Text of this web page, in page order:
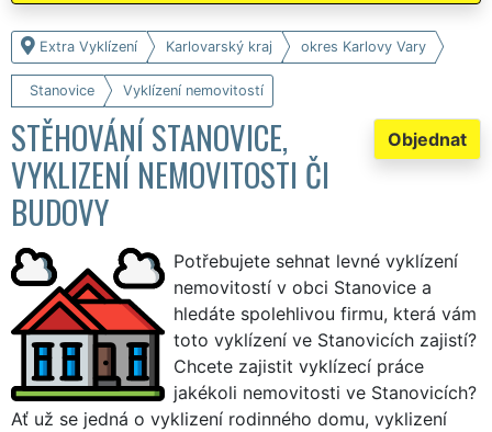
Extra Vyklízení Karlovarský kraj okres Karlovy Vary
Stanovice Vyklízení nemovitostí
Objednat
STĚHOVÁNÍ STANOVICE,
VYKLIZENÍ NEMOVITOSTI ČI
BUDOVY
Potřebujete sehnat levné vyklízení
nemovitostí v obci Stanovice a
hledáte spolehlivou firmu, která vám
toto vyklízení ve Stanovicích zajistí?
Chcete zajistit vyklízecí práce
jakékoli nemovitosti ve Stanovicích?
Ať už se jedná o vyklizení rodinného domu, vyklizení